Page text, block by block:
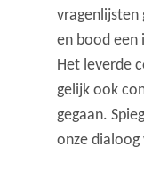
vragenlijsten
en bood een
Het leverde
gelijk ook
gegaan.
onze